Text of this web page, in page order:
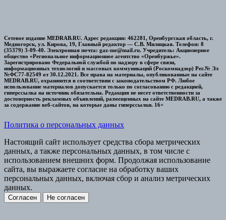
Сетевое издание MEDRAB.RU. Адрес редакции: 462281, Оренбургская область, г.
Медногорск, ул. Кирова, 19, Главный редактор — С.В. Милицкая. Телефон: 8
(35379) 3-09-40. Электронная почта: gaz-me@mail.ru. Учредитель: Акционерное
общество «Региональное информационное агентство «Оренбуржье».
Зарегистрировано Федеральной службой по надзору в сфере связи,
информационных технологий и массовых коммуникаций (Роскомнадзор) Рег.№ Эл
№ФС77-82549 от 30.12.2021. Все права на материалы, опубликованные на сайте
MEDRAB.RU, охраняются в соответствии с законодательством РФ. Любое
использование материалов допускается только по согласованию с редакцией,
гиперссылка на источник обязательна. Редакция не несет ответственности за
достоверность рекламных объявлений, размещенных на сайте MEDRAB.RU, а также
за содержание веб-сайтов, на которые даны гиперссылки. 16+
Политика о персональных данных
Настоящий сайт использует средства сбора метрических
данных, а также персональных данных, в том числе с
использованием внешних форм. Продолжая использование
сайта, вы выражаете согласие на обработку ваших
персональных данных, включая сбор и анализ метрических
данных.
Согласен Не согласен